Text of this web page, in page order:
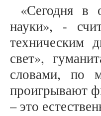
«Сегодня в
науки», -
техническим
свет»,
словами, по
проигрывают
– это